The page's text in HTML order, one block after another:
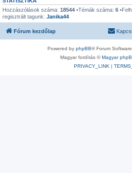
Hozzászólások száma: 18544 •Témák száma: 6
regisztrált tagunk: Janika44
Fórum kezdőlap
Powered by phpBB® Forum
Magyar fordítás ©Magyar
PRIVACY_LINK |